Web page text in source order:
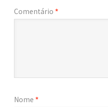
Comentário *
Nome *